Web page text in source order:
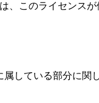
、このライセンスが
している部分に関